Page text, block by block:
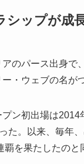
シップが成
のパース出身で
・ウェブの名が
ン初出場は2014
た。以来、毎年
覇を果たしたのと